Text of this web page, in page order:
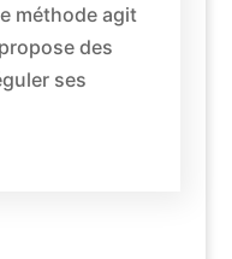
méthode agit
des
ses